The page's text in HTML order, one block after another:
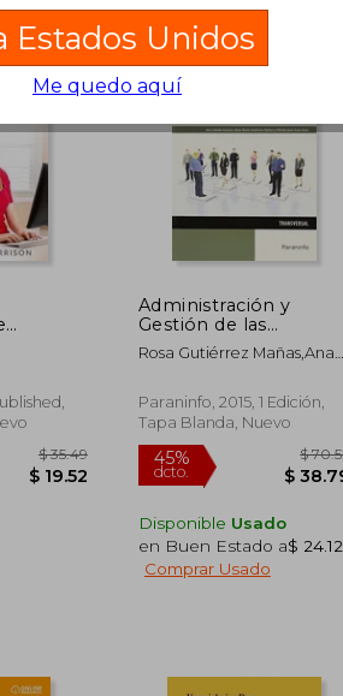
$ 44.85 45%
dcto.
Administración y
Gestión de las
Comunicaciones de la
Dirección (cp -
Profesionalidad)
Rosa Gutiérrez Mañas,Ana
Juan Grau Grau
Paraninfo, 2015, 1 Edición,
Tapa Blanda, Nuevo
Disponible Usado
en Buen Estado a$ 24.12
Comprar Usado
Estados Unidos
Me quedo aquí